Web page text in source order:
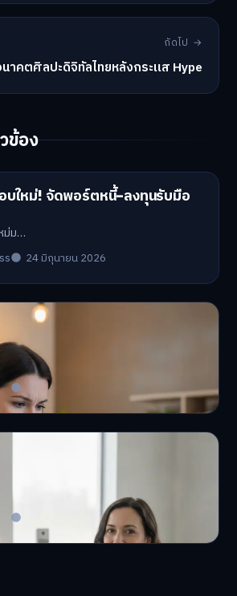
ถัดไป →
าคตศิลปะดิจิทัลไทยหลังกระแส Hype
ข้อง
อบใหม่! จัดพอร์ตหนี้-ลงทุนรับมือ
ม่ม…
24 มิถุนายน 2026
นดิจิทัล 2.0’ จัดสรรงบอย่างไรไม่
…
23 มิถุนายน 2026
! เทรนด์ลงทุนยุคใหม่ ไม่ต้องเฝ้า
…
23 มิถุนายน 2026